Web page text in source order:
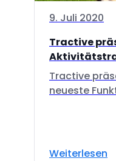
9. Juli 2020
Tractive
Tractive
neueste
Weiterlesen